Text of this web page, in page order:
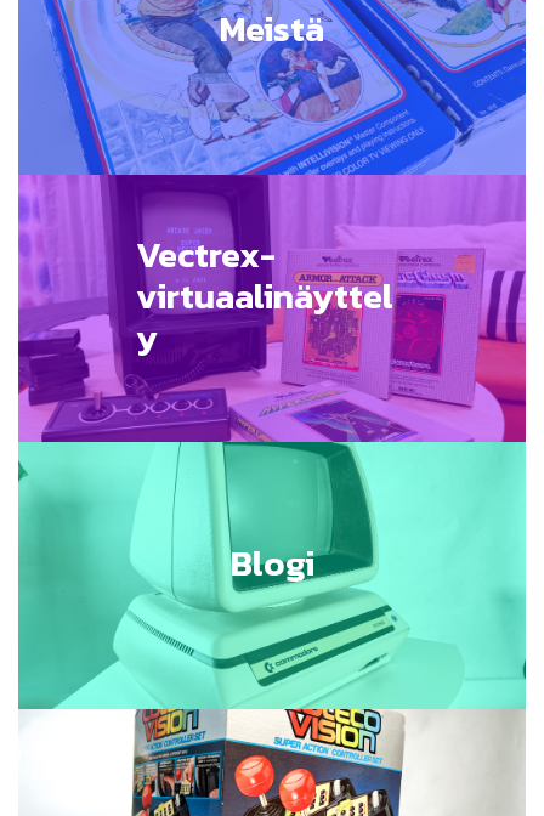
Meistä
Vectrex-
virtuaalinäyttel
y
Blogi